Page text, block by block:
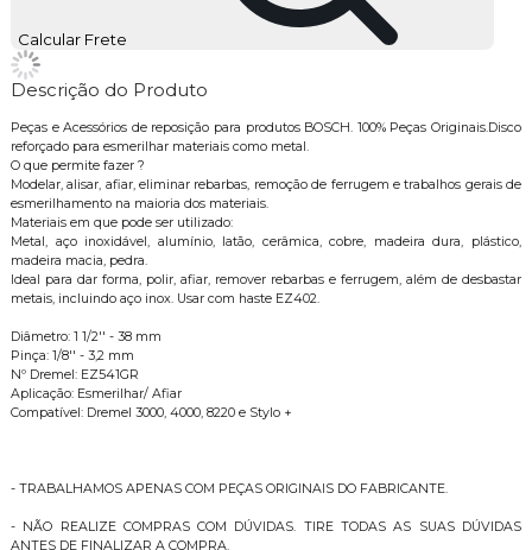
Calcular Frete
Descrição do Produto
Peças e Acessórios de reposição para produtos BOSCH. 100% Peças Originais.Disco
reforçado para esmerilhar materiais como metal.
O que permite fazer ?
Modelar, alisar, afiar, eliminar rebarbas, remoção de ferrugem e trabalhos gerais de
esmerilhamento na maioria dos materiais.
Materiais em que pode ser utilizado:
Metal, aço inoxidável, alumínio, latão, cerâmica, cobre, madeira dura, plástico,
madeira macia, pedra.
Ideal para dar forma, polir, afiar, remover rebarbas e ferrugem, além de desbastar
metais, incluindo aço inox. Usar com haste EZ402.
Diâmetro: 1 1/2'' - 38 mm
Pinça: 1/8'' - 3,2 mm
Nº Dremel: EZ541GR
Aplicação: Esmerilhar/ Afiar
Compatível: Dremel 3000, 4000, 8220 e Stylo +
- TRABALHAMOS APENAS COM PEÇAS ORIGINAIS DO FABRICANTE.
- NÃO REALIZE COMPRAS COM DÚVIDAS. TIRE TODAS AS SUAS DÚVIDAS
ANTES DE FINALIZAR A COMPRA.